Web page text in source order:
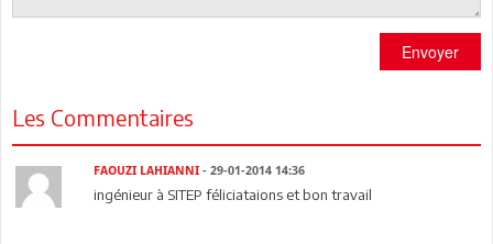
Envoyer
Les Commentaires
FAOUZI LAHIANNI - 29-01-2014 14:36
ingénieur à SITEP féliciataions et bon travail